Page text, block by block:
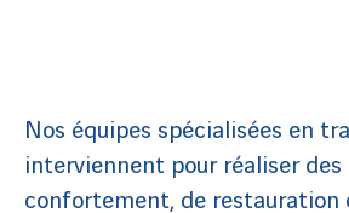
Nos équipes spécialisées en
interviennent pour réaliser des
confortement, de restauration